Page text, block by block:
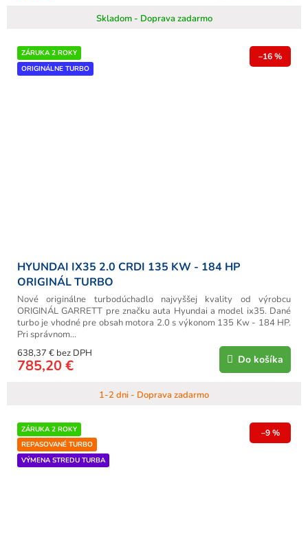
Skladom - Doprava zadarmo
ZÁRUKA 2 ROKY
ORIGINÁLNE TURBO
–16 %
HYUNDAI IX35 2.0 CRDI 135 KW - 184 HP
ORIGINÁL TURBO
1-2 dni - Doprava zadarmo
638,37 € bez DPH
785,20 € Do košíka
Nové originálne turbodúchadlo najvyššej kvality od výrobcu
ORIGINÁL GARRETT pre značku auta Hyundai a model ix35. Dané
turbo je vhodné pre obsah motora 2.0 s výkonom 135 Kw - 184 HP.
Pri správnom...
ZÁRUKA 2 ROKY
REPASOVANÉ TURBO
VÝMENA STREDU TURBA
–9 %